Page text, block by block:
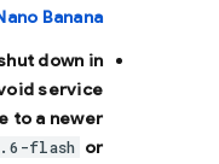
Banana.
down in
service
to a newer
flash or